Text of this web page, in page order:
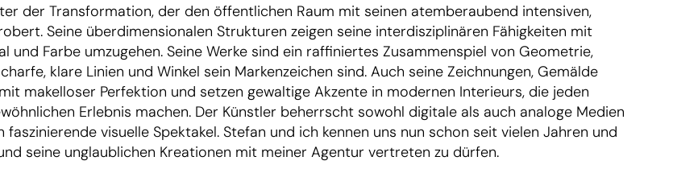
der Transformation, der den öffentlichen Raum mit seinen atemberaubend intensiven,
Seine überdimensionalen Strukturen zeigen seine interdisziplinären Fähigkeiten mit
und Farbe umzugehen. Seine Werke sind ein raffiniertes Zusammenspiel von Geometrie,
klare Linien und Winkel sein Markenzeichen sind. Auch seine Zeichnungen, Gemälde
makelloser Perfektion und setzen gewaltige Akzente in modernen Interieurs, die jeden
Erlebnis machen. Der Künstler beherrscht sowohl digitale als auch analoge Medien
visuelle Spektakel. Stefan und ich kennen uns nun schon seit vielen Jahren und
seine unglaublichen Kreationen mit meiner Agentur vertreten zu dürfen.